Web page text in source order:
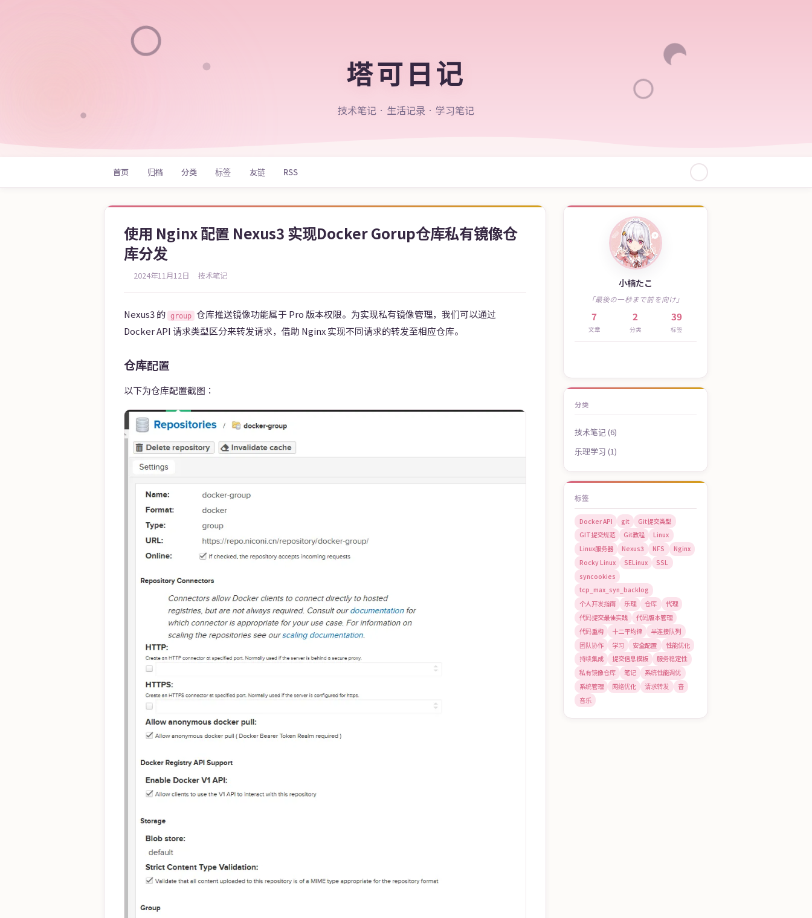
塔可日记
技术笔记 · 生活记录 · 学习笔记
首页 归档 分类 标签 友链 RSS
使用 Nginx 配置 Nexus3 实现Docker Gorup仓库私有镜像仓
库分发
2024年11月12日 技术笔记
Nexus3 的 group 仓库推送镜像功能属于 Pro 版本权限。为实现私有镜像管理，我们可以通过
Docker API 请求类型区分来转发请求，借助 Nginx 实现不同请求的转发至相应仓库。
仓库配置
以下为仓库配置截图：
小楠たこ
「最後の一秒まで前を向け」
7
文章
2
分类
39
标签
分类
技术笔记 (6)
乐理学习 (1)
标签
Docker API git
Git提交类型
GIT提交规范
Git教程
Linux
Linux服务器
Nexus3 NFS
Nginx
Rocky Linux
SELinux
SSL
syncookies
tcp_max_syn_backlog
个人开发指南
乐理 仓库
代理
代码提交最佳实践
代码版本管理
代码重构
十二平均律
半连接队列
团队协作
学习 安全配置
性能优化
持续集成
提交信息模板
服务稳定性
私有镜像仓库
笔记
系统性能调优
系统管理
网络优化 请求转发
音
音乐